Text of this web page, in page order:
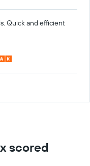
Quick and efficient
scored